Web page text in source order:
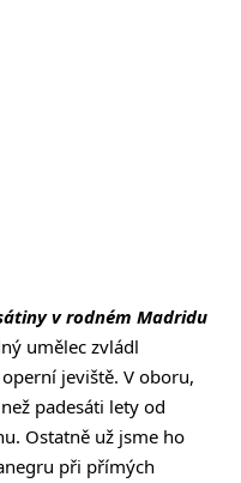
v rodném Madridu
umělec zvládl
jeviště. V oboru,
padesáti lety od
Ostatně už jsme ho
při přímých